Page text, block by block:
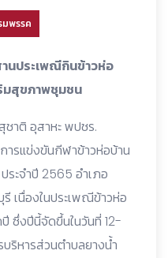
มพรรค
นประเพณีกินข้าวห่อ
มสุขภาพชุมชน
ชาติ อุสาหะ พปชร.
การแข่งขันกีฬาข้าวห่อบ้าน
ระจำปี 2565 อำเภอ
เนื่องในประเพณีข้าวห่อ
ซึ่งปีนี้จัดขึ้นในวันที่ 12-
หารส่วนตำบลยางน้ำ